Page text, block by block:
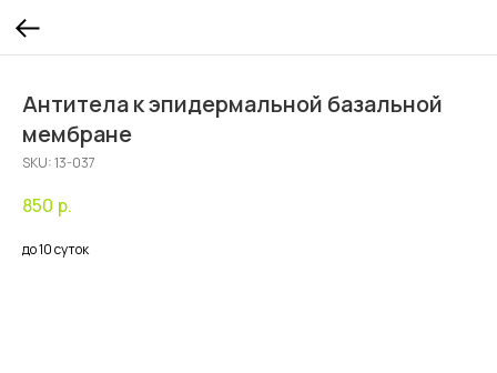
Антитела к эпидермальной базальной
мембране
SKU:13-037
850 р.
до 10 суток